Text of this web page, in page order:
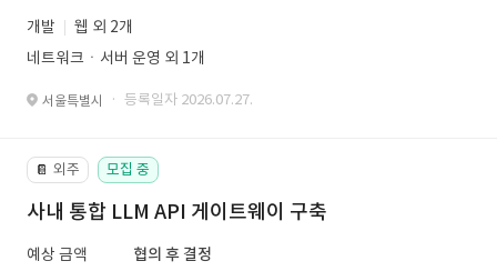
개발
웹 외 2개
네트워크ㆍ서버 운영 외 1개
서울특별시 · 등록일자 2026.07.27.
📔 외주 모집 중
사내 통합 LLM API 게이트웨이 구축
예상 금액
협의 후 결정